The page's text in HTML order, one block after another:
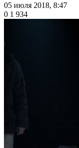
05 июля 2018, 8:47
0 1 934